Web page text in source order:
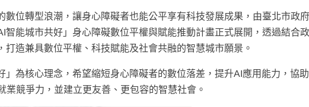
數位轉型浪潮，讓身心障礙者也能公平享有科技發展成果，由臺北市政
智能城市共好」身心障礙數位平權與賦能推動計畫正式展開，透過結合
造兼具數位平權、科技賦能及社會共融的智慧城市願景。
」為核心理念，希望縮短身心障礙者的數位落差，提升AI應用能力，協
競爭力，並建立更友善、更包容的智慧社會。